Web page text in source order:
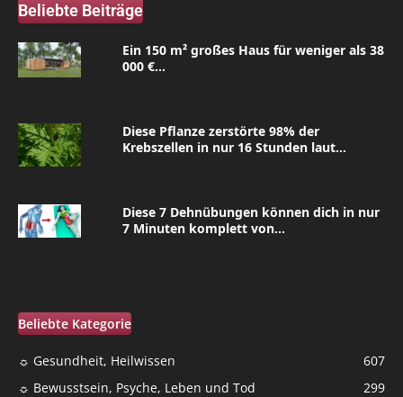
Beliebte Beiträge
Ein 150 m² großes Haus für weniger als 38
000 €...
Diese Pflanze zerstörte 98% der
Krebszellen in nur 16 Stunden laut...
Diese 7 Dehnübungen können dich in nur
7 Minuten komplett von...
Beliebte Kategorie
☼ Gesundheit, Heilwissen
607
☼ Bewusstsein, Psyche, Leben und Tod
299